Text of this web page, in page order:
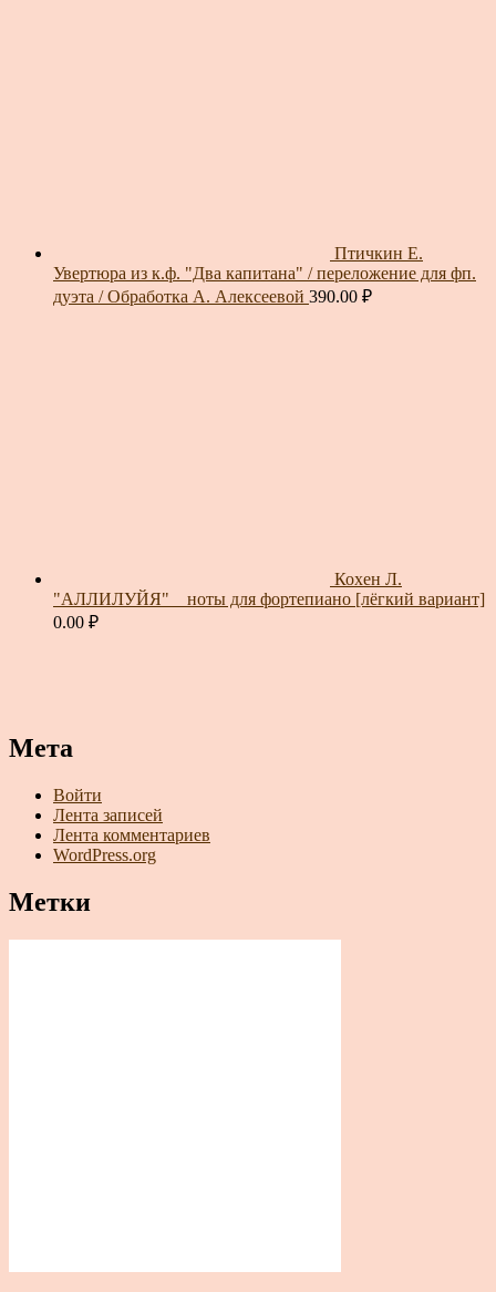
Птичкин Е.
Увертюра из к.ф. "Два капитана" / переложение для фп.
дуэта / Обработка А. Алексеевой 390.00 ₽
Кохен Л.
"АЛЛИЛУЙЯ" _ ноты для фортепиано [лёгкий вариант]
0.00 ₽
Мета
Войти
Лента записей
Лента комментариев
WordPress.org
Метки